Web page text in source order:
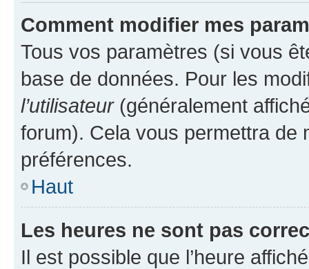
Comment modifier mes
Tous vos paramètres (si vous
base de données. Pour les
l’utilisateur(généralement
forum). Cela vous permettra de
préférences.
Haut
Les heures ne sont pas
Il est possible que l’heure